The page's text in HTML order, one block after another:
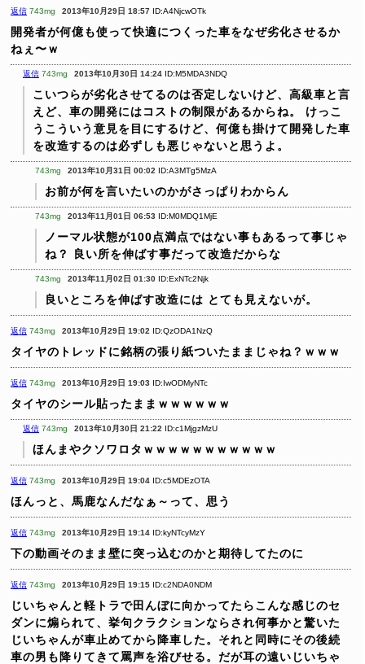
返信 743mg 2013年10月29日 18:57 ID:A4NjcwOTk
開発者が何億も使って快適につくった車をなぜ劣化させるか
ねぇ〜ｗ
返信 743mg 2013年10月30日 14:24 ID:M5MDA3NDQ
こいつらが劣化させてるのは否定しないけど、高級車と言
えど、車の開発にはコストの制限があるからね。
けっこ
うこういう意見を目にするけど、何億も掛けて開発した車
を改造するのは必ずしも悪じゃないと思うよ。
743mg 2013年10月31日 00:02 ID:A3MTg5MzA
お前が何を言いたいのかがさっぱりわからん
743mg 2013年11月01日 06:53 ID:M0MDQ1MjE
ノーマル状態が100点満点ではない事もあるって事じゃ
ね？
良い所を伸ばす事だって改造だからな
743mg 2013年11月02日 01:30 ID:ExNTc2Njk
良いところを伸ばす改造には とても見えないが。
返信 743mg 2013年10月29日 19:02 ID:QzODA1NzQ
タイヤのトレッドに銘柄の張り紙ついたままじゃね？ｗｗｗ
返信 743mg 2013年10月29日 19:03 ID:IwODMyNTc
タイヤのシール貼ったままｗｗｗｗｗｗ
返信 743mg 2013年10月30日 21:22 ID:c1MjgzMzU
ほんまやクソワロタｗｗｗｗｗｗｗｗｗｗｗ
返信 743mg 2013年10月29日 19:04 ID:c5MDEzOTA
ほんっと、馬鹿なんだなぁ～って、思う
返信 743mg 2013年10月29日 19:14 ID:kyNTcyMzY
下の動画そのまま壁に突っ込むのかと期待してたのに
返信 743mg 2013年10月29日 19:15 ID:c2NDA0NDM
じいちゃんと軽トラで田んぼに向かってたらこんな感じのセ
ダンに煽られて、挙句クラクションならされ何事かと驚いた
じいちゃんが車止めてから降車した。それと同時にその後続
車の男も降りてきて罵声を浴びせる。だが耳の遠いじいちゃ